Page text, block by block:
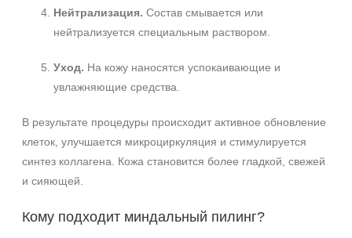
Нейтрализация. Состав смывается или
нейтрализуется специальным раствором.
Уход. На кожу наносятся успокаивающие и
увлажняющие средства.
В результате процедуры происходит активное обновление
клеток, улучшается микроциркуляция и стимулируется
синтез коллагена. Кожа становится более гладкой, свежей
и сияющей.
Кому подходит миндальный пилинг?
Не показывать предложение о консультации